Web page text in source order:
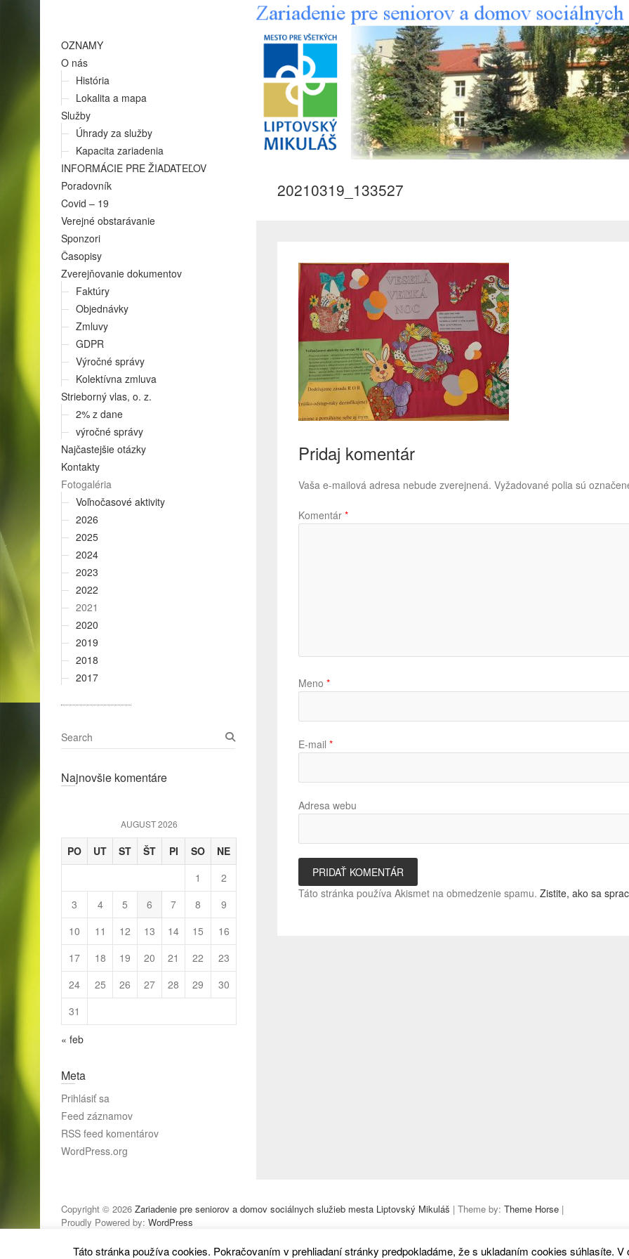
OZNAMY
O nás
História
Lokalita a mapa
Služby
Úhrady za služby
Kapacita zariadenia
INFORMÁCIE PRE ŽIADATEĽOV
Poradovník
Covid – 19
Verejné obstarávanie
Sponzori
Časopisy
Zverejňovanie dokumentov
Faktúry
Objednávky
Zmluvy
GDPR
Výročné správy
Kolektívna zmluva
Strieborný vlas, o. z.
2% z dane
výročné správy
Najčastejšie otázky
Kontakty
Fotogaléria
Voľnočasové aktivity
2026
2025
2024
2023
2022
2021
2020
2019
2018
2017
20210319_133527
Pridaj komentár
Vaša e-mailová adresa nebude zverejnená. Vyžadované polia sú
Komentár *
Meno *
E-mail *
Adresa webu
Táto stránka používa Akismet na obmedzenie spamu. Zistite, ako sa
S
e
rNajnovšie komentáre
AUGUST 2026
PO UT ST ŠT PI SO
NE
1
2
3
4 5 6 7 8
9
10
11 12 13 14 15
16
17
18 19 20 21 22
23
24
25 26 27 28 29
30
31
« feb
Meta
Prihlásiť sa
Feed záznamov
RSS feed komentárov
WordPress.org
Copyright © 2026 Zariadenie pre seniorov a domov sociálnych služieb mesta Liptovský Mikuláš | Theme by: Theme Horse |
Proudly Powered by: WordPress
Táto stránka používa cookies. Pokračovaním v prehliadaní stránky predpokladáme, že s ukladaním cookies súhlasíte.